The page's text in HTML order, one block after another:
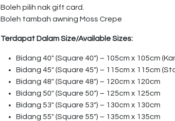
Boleh pilih nak gift card.
Boleh tambah awning Moss Crepe
Terdapat Dalam Size/Available Sizes:
Bidang 40″ (Square 40″) – 105cm x 105cm
Bidang 45″ (Square 45″) – 115cm x 115cm
Bidang 48″ (Square 48″) – 120cm x 120cm
Bidang 50″ (Square 50″) – 125cm x 125cm
Bidang 53″ (Square 53″) – 130cm x 130cm
Bidang 55″ (Square 55″) – 135cm x 135cm